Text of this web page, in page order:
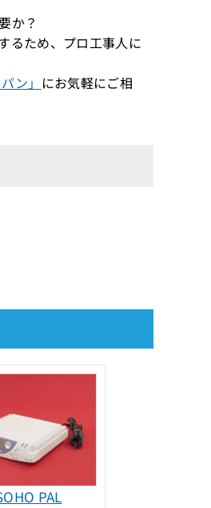
か？
ため、プロ工事人に
ン」 にお気軽にご相
PAL